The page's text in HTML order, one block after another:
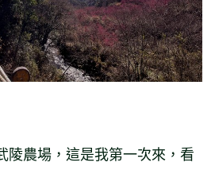
陵農場，這是我第一次來，看